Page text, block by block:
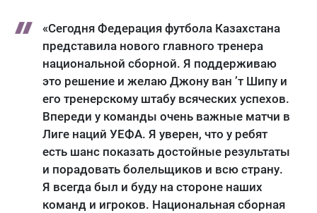
«Сегодня Федерация футбола Казахстана
представила нового главного тренера
национальной сборной. Я поддерживаю
это решение и желаю Джону ван ’т Шипу и
его тренерскому штабу всяческих успехов.
Впереди у команды очень важные матчи в
Лиге наций УЕФА. Я уверен, что у ребят
есть шанс показать достойные результаты
и порадовать болельщиков и всю страну.
Я всегда был и буду на стороне наших
команд и игроков. Национальная сборная